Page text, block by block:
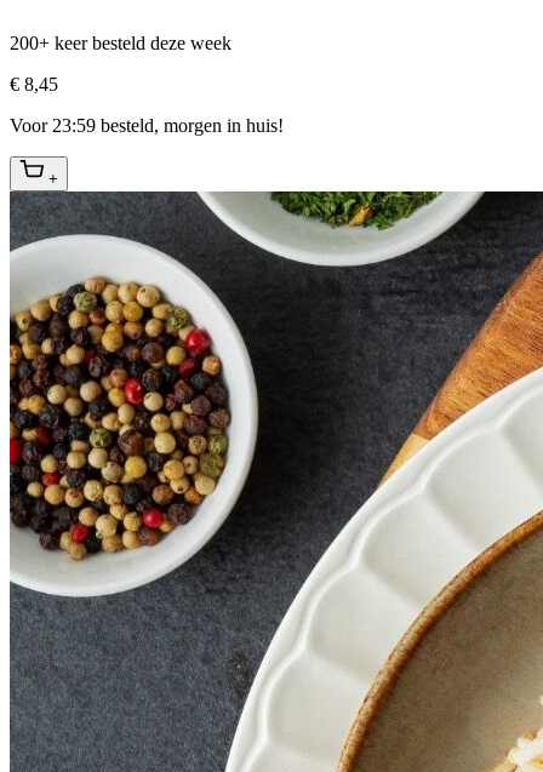
200+ keer besteld deze week
€ 8,45
Voor 23:59 besteld, morgen in huis!
+